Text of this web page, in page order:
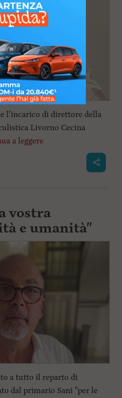
l'incarico di direttore della
Livorno Cecina
a leggere
vostra
e umanità"
a tutto il reparto di
dal primario Sani "per le